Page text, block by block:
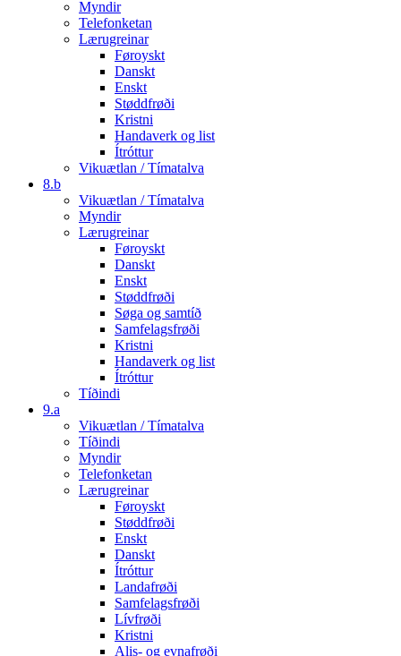
Myndir
Telefonketan
Lærugreinar
Føroyskt
Danskt
Enskt
Støddfrøði
Kristni
Handaverk og list
Ítróttur
Vikuætlan / Tímatalva
8.b
Vikuætlan / Tímatalva
Myndir
Lærugreinar
Føroyskt
Danskt
Enskt
Støddfrøði
Søga og samtíð
Samfelagsfrøði
Kristni
Handaverk og list
Ítróttur
Tíðindi
9.a
Vikuætlan / Tímatalva
Tíðindi
Myndir
Telefonketan
Lærugreinar
Føroyskt
Støddfrøði
Enskt
Danskt
Ítróttur
Landafrøði
Samfelagsfrøði
Lívfrøði
Kristni
Alis- og evnafrøði